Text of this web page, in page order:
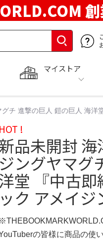
マイストア
チ 進撃の巨人 鎧の巨人 海
HOT !
品未開封 海
ジングヤマグ
堂 『中古即
ック アメイジ
の皆様に商品の使